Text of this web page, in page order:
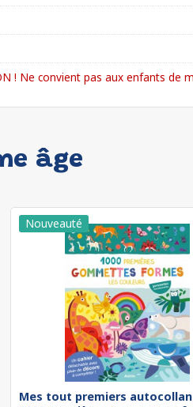
! Ne convient pas aux enfants de
âge
Mes tout premiers